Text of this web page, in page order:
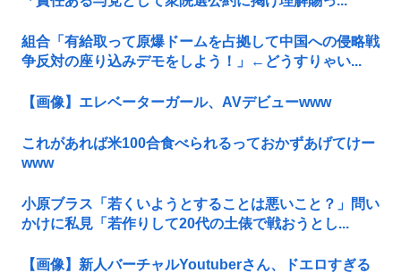
組合「有給取って原爆ドームを占拠して中国への侵略戦
争反対の座り込みデモをしよう！」←どうすりゃい...
【画像】エレベーターガール、AVデビューwww
これがあれば米100合食べられるっておかずあげてけー
www
小原ブラス「若くいようとすることは悪いこと？」問い
かけに私見「若作りして20代の土俵で戦おうとし...
【画像】新人バーチャルYoutuberさん、ドエロすぎる